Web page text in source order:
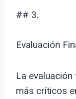
## 3.
Evaluación
La
más críticos